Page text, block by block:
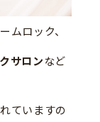
ムロック、
サロン など
ていますの